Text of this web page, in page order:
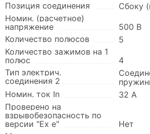
Позиция соединения
Сбоку
Номин. (расчетное)
напряжение
500 В
Количество полюсов
5
Количество зажимов на 1
полюс
4
Тип электрич.
соединения 2
Номин. ток In
32 А
Проверено на
взрывобезопасность по
версии "Ex e"
Нет